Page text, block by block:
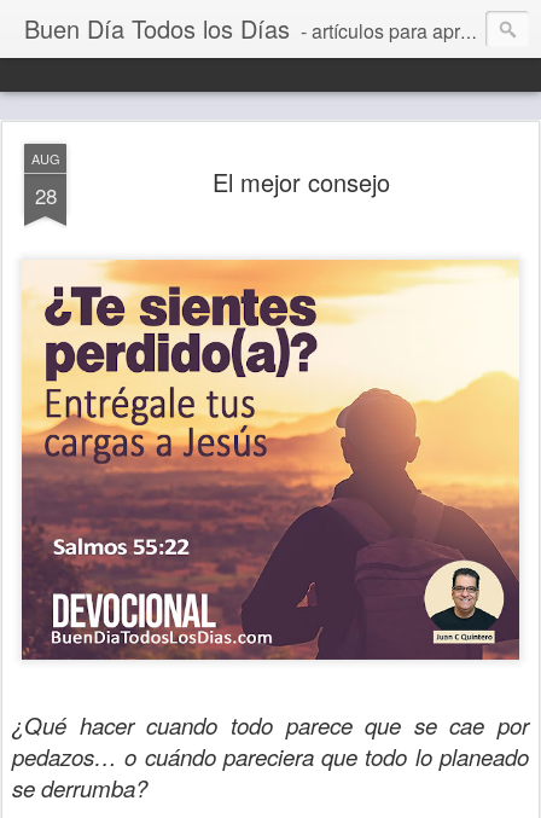
Buen Día Todos los Días - artículos para aprender a vivir mejor, un día a la vez. Por Juan C Quintero
AUG
28 El mejor consejo
¿Qué hacer cuando todo parece que se cae por
pedazos… o cuándo pareciera que todo lo planeado
se derrumba?